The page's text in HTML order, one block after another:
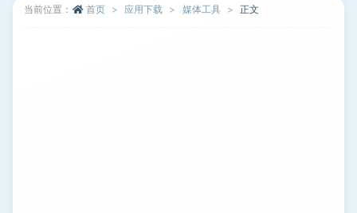
当前位置： 首页 应用下载 媒体工具 正文